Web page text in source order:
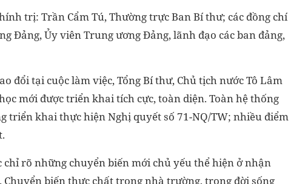
trị: Trần Cẩm Tú, Thường trực Ban Bí thư; các đồng chí
Đảng, Ủy viên Trung ương Đảng, lãnh đạo các ban đảng,
đổi tại cuộc làm việc, Tổng Bí thư, Chủ tịch nước Tô Lâm
mới được triển khai tích cực, toàn diện. Toàn hệ thống
triển khai thực hiện Nghị quyết số 71-NQ/TW; nhiều điểm
chỉ rõ những chuyển biến mới chủ yếu thể hiện ở nhận
biến thực chất trong nhà trường, trong đời sống